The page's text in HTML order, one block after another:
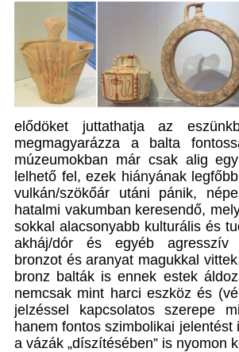
elődöket juttathatja az
megmagyarázza a balta
múzeumokban már csak alig
lelhető fel, ezek hiányának
vulkán/szökőár utáni pánik,
hatalmi vakumban keresendő,
sokkal alacsonyabb kulturális és
akháj/dór és egyéb agresszív
bronzot és aranyat magukkal
bronz balták is ennek estek
nemcsak mint harci eszköz és
jelzéssel kapcsolatos szerepe
hanem fontos szimbolikai jelentést
a vázák „díszítésében” is nyomon